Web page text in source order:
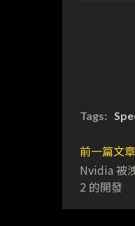
Tags:
前一篇文章
Nvidia 被
2 的開發